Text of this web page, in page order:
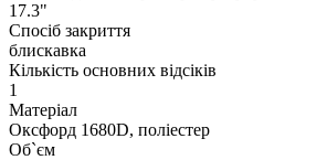
17.3"
Спосіб закриття
блискавка
Кількість основних відсіків
1
Матеріал
Оксфорд 1680D, поліестер
Об`єм